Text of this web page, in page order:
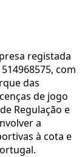
registada
com
das
de jogo
Regulação e
a
à cota e